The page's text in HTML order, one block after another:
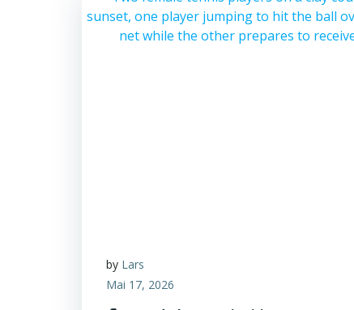
by Lars
Mai 17, 2026